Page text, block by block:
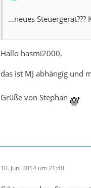
...neues
Hallo hasmi2000,
das ist MJ abhängig und
Grüße von Stephan
10. Juni 2014 um 21:40